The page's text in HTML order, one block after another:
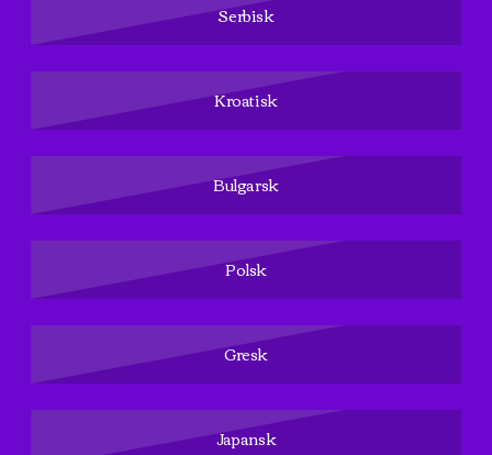
Serbisk
Kroatisk
Bulgarsk
Polsk
Gresk
Japansk